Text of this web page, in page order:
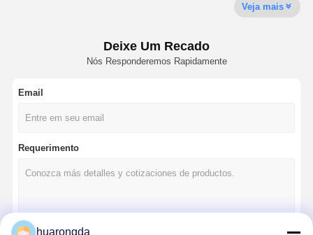
Converse
Agora
Veja mais
Deixe Um Recado
Nós Responderemos Rapidamente
Email
Requerimento
huarongda